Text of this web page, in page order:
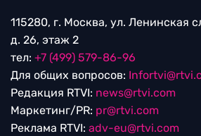
115280, г. Москва, ул. Ленинская
д. 26, этаж 2
тел: +7 (499) 579-86-96
Для общих вопросов:
Редакция RTVI: news@rtvi.com
Маркетинг/PR: pr@rtvi.com
Реклама RTVI: adv-eu@rtvi.com